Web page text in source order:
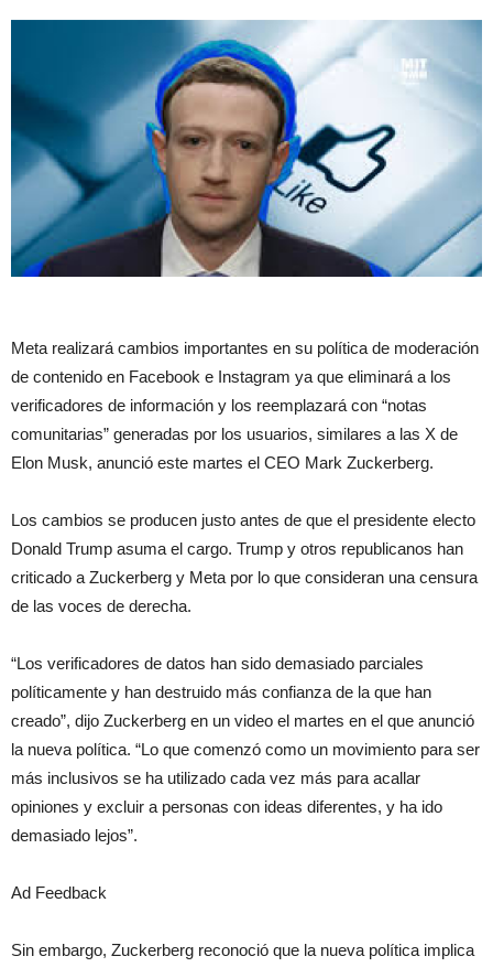
Meta realizará cambios importantes en su política de moderación
de contenido en Facebook e Instagram ya que eliminará a los
verificadores de información y los reemplazará con “notas
comunitarias” generadas por los usuarios, similares a las X de
Elon Musk, anunció este martes el CEO Mark Zuckerberg.
Los cambios se producen justo antes de que el presidente electo
Donald Trump asuma el cargo. Trump y otros republicanos han
criticado a Zuckerberg y Meta por lo que consideran una censura
de las voces de derecha.
“Los verificadores de datos han sido demasiado parciales
políticamente y han destruido más confianza de la que han
creado”, dijo Zuckerberg en un video el martes en el que anunció
la nueva política. “Lo que comenzó como un movimiento para ser
más inclusivos se ha utilizado cada vez más para acallar
opiniones y excluir a personas con ideas diferentes, y ha ido
demasiado lejos”.
Ad Feedback
Sin embargo, Zuckerberg reconoció que la nueva política implica